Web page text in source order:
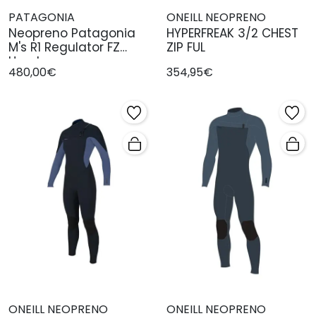
PATAGONIA
Neopreno Patagonia
M's R1 Regulator FZ
Hombre
480,00€
ONEILL NEOPRENO
HYPERFREAK 3/2 CHEST
ZIP FUL
354,95€
ONEILL NEOPRENO ONEILL NEOPRENO